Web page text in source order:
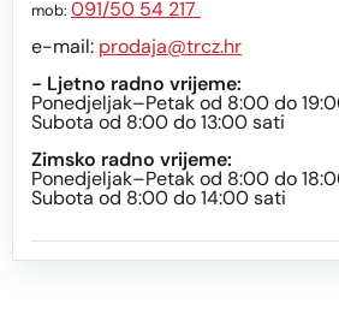
mob: 091/50 54 217
e-mail: prodaja@trcz.hr
- Ljetno radno vrijeme:
Ponedjeljak–Petak od 8:00 do
Subota od 8:00 do 13:00 sati
Zimsko radno vrijeme:
Ponedjeljak–Petak od 8:00 do
Subota od 8:00 do 14:00 sati